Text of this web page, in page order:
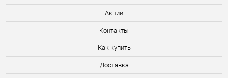
Акции
Контакты
Как купить
Доставка